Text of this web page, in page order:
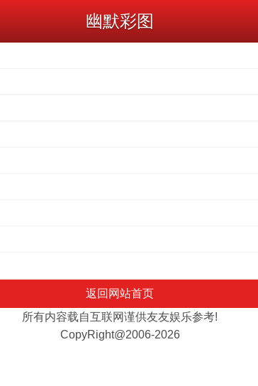
幽默彩图
返回网站首页
所有内容载自互联网谨供友友娱乐参考!
CopyRight@2006-2026